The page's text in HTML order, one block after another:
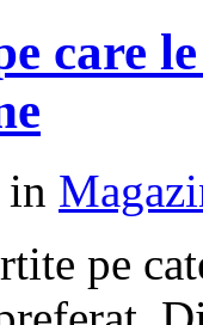
care
in
pe